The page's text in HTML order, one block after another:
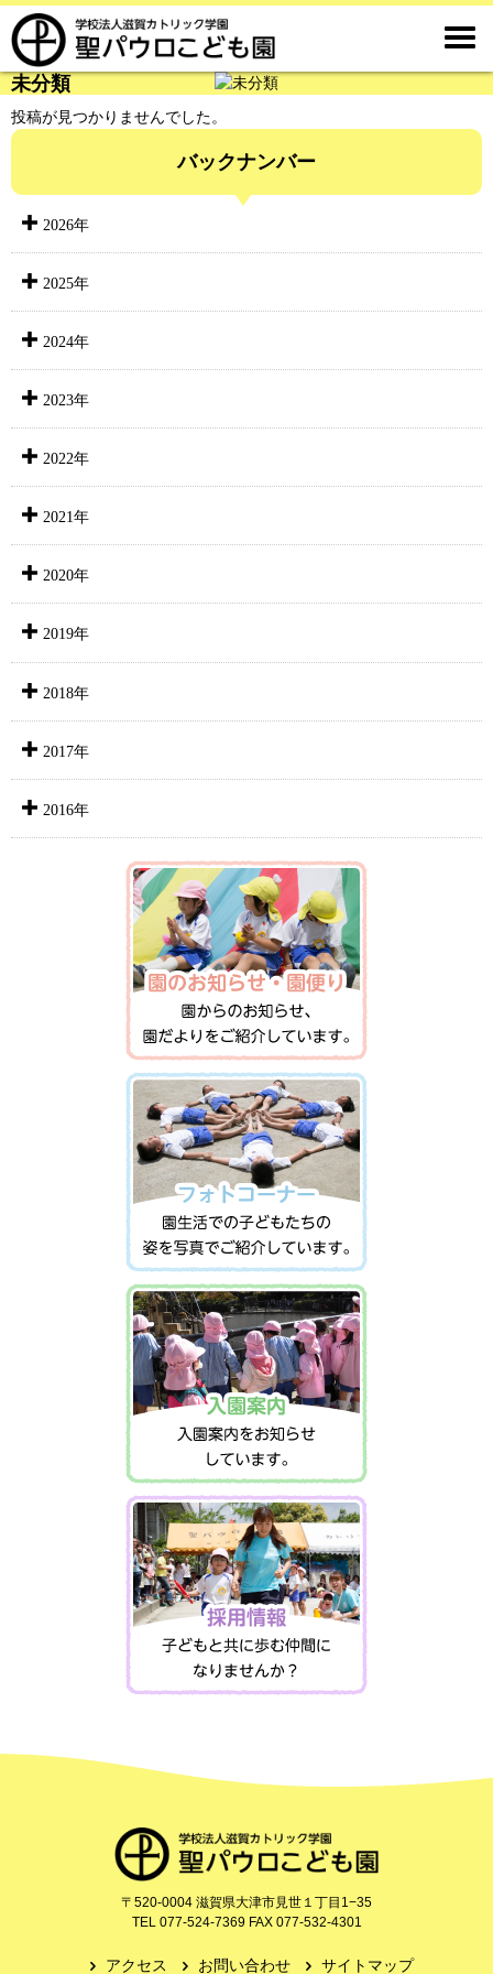

未分類
投稿が見つかりませんでした。
バックナンバー
2026年
2025年
2024年
2023年
2022年
2021年
2020年
2019年
2018年
2017年
2016年
〒520-0004 滋賀県大津市見世１丁目1−35
TEL 077‐524‐7369 FAX 077‐532‐4301
アクセス お問い合わせ サイトマップ